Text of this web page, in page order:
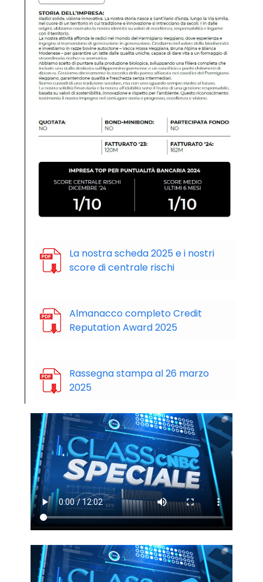
La nostra scheda 2025 e i nostri
score di centrale rischi
Almanacco completo Credit
Reputation Award 2025
Rassegna stampa al 26 marzo
2025